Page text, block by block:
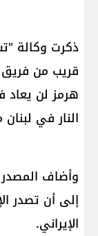
ذكرت وكالة
قريب من فريق
هرمز​ لن يعاد
النار في
وأضاف
إلى أن تصدر
الإيراني.